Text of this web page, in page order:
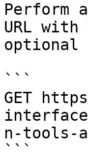
Perform
URL
optional
```
GET
n-tools-
```